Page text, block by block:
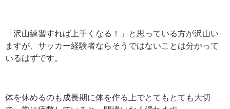
「沢山練習すれば上手くなる！」と思っている方が沢山い
ますが、サッカー経験者ならそうではないことは分かって
いるはずです。
体を休めるのも成長期に体を作る上でとてもとても大切